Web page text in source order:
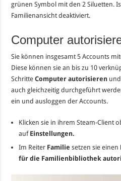
grünen Symbol mit den 2 Siluetten.
Familienansicht deaktiviert.
Computer
Sie können insgesamt 5 Accounts
Diese können sie an bis zu 10
SchritteComputer autorisieren
auch gleichzeitig durchgeführt
ein und ausloggen der Accounts.
Klicken sie in ihrem Steam-Client
auf Einstellungen.
Im Reiter Familie setzen sie einen
für die Familienbibliothek